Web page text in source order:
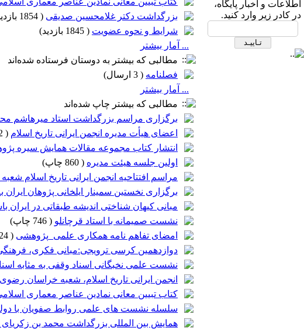
اطلاعات و اخبار پایگاه،
در کادر زیر وارد کنید.
بزرگداشت دکتر غلامحسین صدیقی (
شرایط و نحوه عضویت (
)
... آمار بیشتر
مطالبی که بیشتر به دوستان فرستاده شده‌اند
فصلنامه (
)
... آمار بیشتر
مطالبی که بیشتر چاپ شده‌اند
برگزاری مراسم بزرگداشت استاد میرهاشم
اعضای هیأت مدیره انجمن ایرانی تاریخ اسلام (
انتشار کتاب مجموعه مقالات همایش سیره
اولین جلسه هیئت مدیره (
)
مراسم افتتاحیه انجمن ایرانی تاریخ اسلام
برگزاری نخستین سمینار ایلخانی پژوهان
مبانی کیهان شناختی اندیشه طبقاتی در ایران
نشست صمیمانه با استاد قرچانلو (
)
​امضای تفاهم نامه همکاری علمی_پژوهشی (
دوازدهمین کرسی ترویجی:مبانی فکری،
نشست علمی نخبگانی اسناد وقفی به مثابه
انجمن ایرانی تاریخ اسلام، شعبه خراسان
کتاب تبیین معانی نمادین عناصر معماری
سلسله نشست های علمی روابط صفویان با
همایش بین المللی بزرگداشت محمد بن زکریای